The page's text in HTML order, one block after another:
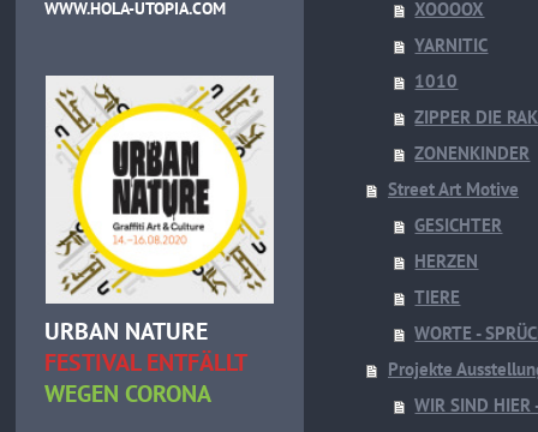
WWW.HOLA-UTOPIA.COM
URBAN NATURE
FESTIVAL ENTFÄLLT
WEGEN CORONA
XOOOOX
YARNITIC
1010
ZIPPER DIE
ZONENKINDER
Street Art Motive
GESICHTER
HERZEN
TIERE
WORTE -
Projekte
WIR SIND